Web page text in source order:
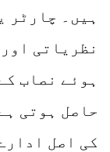
ہیں۔ چارٹر
نظریاتی
ہوئے نصاب
حاصل ہوتی
کی اصل